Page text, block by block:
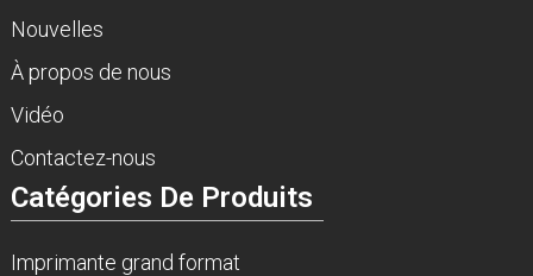
Nouvelles
À propos de nous
Vidéo
Contactez-nous
Catégories De Produits
Imprimante grand format